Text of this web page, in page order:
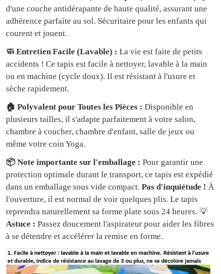
d'une couche antidérapante de haute qualité, assurant une
adhérence parfaite au sol. Sécuritaire pour les enfants qui
courent et jouent.
🧼 Entretien Facile (Lavable) : La vie est faite de petits
accidents ! Ce tapis est facile à nettoyer, lavable à la main
ou en machine (cycle doux). Il est résistant à l'usure et
sèche rapidement.
🏠 Polyvalent pour Toutes les Pièces : Disponible en
plusieurs tailles, il s'adapte parfaitement à votre salon,
chambre à coucher, chambre d'enfant, salle de jeux ou
même votre coin Yoga.
📦 Note importante sur l'emballage : Pour garantir une
protection optimale durant le transport, ce tapis est expédié
dans un emballage sous vide compact. Pas d'inquiétude ! À
l'ouverture, il est normal de voir quelques plis. Le tapis
reprendra naturellement sa forme plate sous 24 heures. 💡
Astuce : Passez doucement l'aspirateur pour aider les fibres
à se détendre et accélérer la remise en forme.